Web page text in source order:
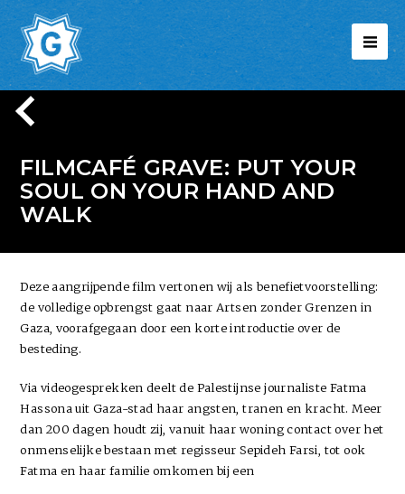
FILMCAFÉ GRAVE: PUT YOUR
SOUL ON YOUR HAND AND
WALK
Deze aangrijpende film vertonen wij als benefietvoorstelling:
de volledige opbrengst gaat naar Artsen zonder Grenzen in
Gaza, voorafgegaan door een korte introductie over de
besteding.
Via videogesprekken deelt de Palestijnse journaliste Fatma
Hassona uit Gaza-stad haar angsten, tranen en kracht. Meer
dan 200 dagen houdt zij, vanuit haar woning contact over het
onmenselijke bestaan met regisseur Sepideh Farsi, tot ook
Fatma en haar familie omkomen bij een